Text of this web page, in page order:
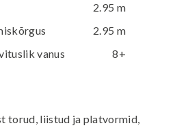
2.95 m
2.95 m
vanus
8+
torud, liistud ja platvormid,